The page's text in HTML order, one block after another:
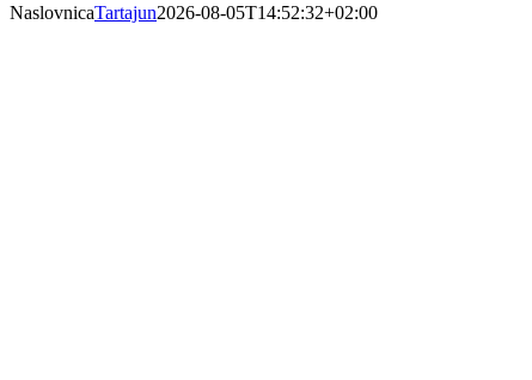
NaslovnicaTartajun2026-08-05T14:52:32+02:00